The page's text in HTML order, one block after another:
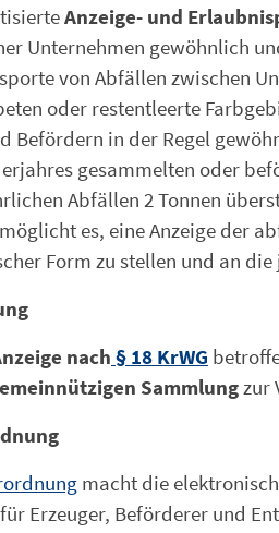
Anzeige- und
Unternehmen gewöhnlich
von Abfällen zwischen
oder restentleerte
Befördern in der Regel
gesammelten oder
Abfällen 2 Tonnen
es, eine Anzeige der
Form zu stellen und an
nach § 18 KrWG
Sammlungzur
macht die
Erzeuger, Beförderer und